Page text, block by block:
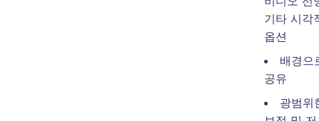
기타 시각
옵션
배경으
공유
광범위